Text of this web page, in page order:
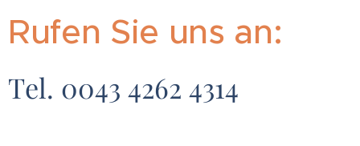
Rufen Sie uns an:
Tel. 0043 4262 4314